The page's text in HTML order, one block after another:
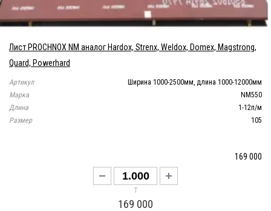
Лист PROCHNOX NM аналог Hardox, Strenx, Weldox, Domex, Magstrong,
Quard, Powerhard
Артикул
Ширина 1000-2500мм, длина 1000-12000мм
Марка
NM550
Длина
1-12п/м
Размер
105
169 000
т
169 000